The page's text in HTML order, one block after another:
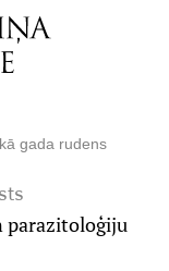
gada rudens
parazitoloģiju